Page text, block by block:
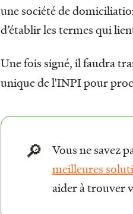
une société de
d’établir les termes qui
Une fois signé, il faudra
unique de l'INPI pour
🔎
Vous ne savez
meilleures
aider à trouver